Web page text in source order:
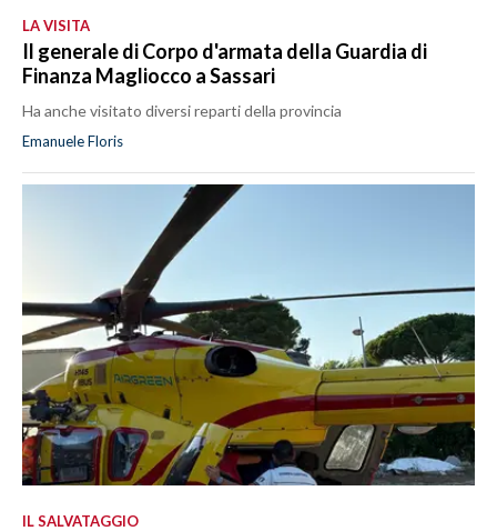
LA VISITA
Il generale di Corpo d'armata della Guardia di
Finanza Magliocco a Sassari
Ha anche visitato diversi reparti della provincia
Emanuele Floris
IL SALVATAGGIO